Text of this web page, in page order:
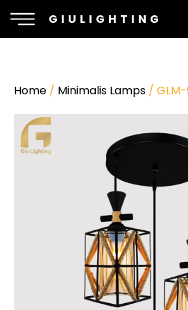
GIULIGHTING
Home / Minimalis Lamps /